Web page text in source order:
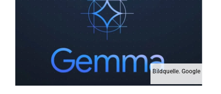
Bildquelle. Google